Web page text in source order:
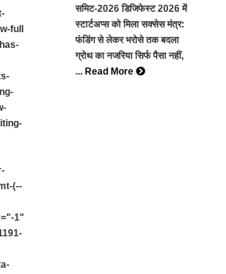
full
(--
1"
समिट-2026 डिजिफेस्ट 2026 में
स्टार्टअप्स को मिला सक्सेस मंत्र:
फंडिंग से लेकर भरोसे तक बदला
ग्रोथ का नजरिया सिर्फ पैसा नहीं,
... Read More